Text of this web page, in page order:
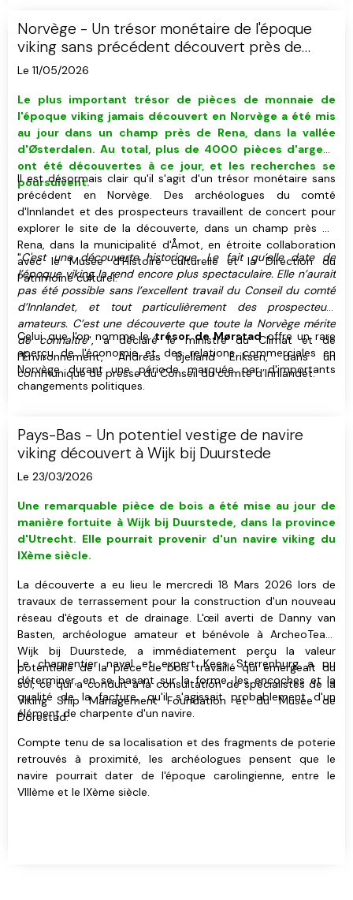
Norvège - Un trésor monétaire de l'époque
viking sans précédent découvert près de
Rena
Le 11/05/2026
Le plus important trésor de pièces de monnaie de
l'époque viking jamais découvert en Norvège a été mis
au jour dans un champ près de Rena, dans la vallée
d'Østerdalen. Au total, plus de 4000 pièces d'argent
ont été découvertes à ce jour, et les recherches se
poursuivent.
Il est désormais clair qu'il s'agit d'un trésor monétaire sans
précédent en Norvège. Des archéologues du comté
d'Innlandet et des prospecteurs travaillent de concert pour
explorer le site de la découverte, dans un champ près de
Rena, dans la municipalité d'Åmot, en étroite collaboration
avec le Musée d'Histoire culturelle et la Direction du
Patrimoine culturel.
"C'est une découverte historique. Le fait qu’elle date de
l’époque viking la rend encore plus spectaculaire. Elle n’aurait
pas été possible sans l’excellent travail du Conseil du comté
d’Innlandet, et tout particulièrement des prospecteurs
amateurs. C’est une découverte que toute la Norvège mérite
de connaître", a déclaré le ministre du Climat et de
l’Environnement, Andreas Bjelland Eriksen, dans un
communiqué de presse du Conseil du comté d’Innlandet.
Celui que l'on nomme letrésor de Mørstadoffre un rare
aperçu de l'économie et des relations commerciales en
Norvège durant une période marquée par d'importants
changements politiques.
Pays-Bas - Un potentiel vestige de navire
viking découvert à Wijk bij Duurstede
Le 23/03/2026
Une remarquable pièce de bois a été mise au jour de
manière fortuite à Wijk bij Duurstede, dans la province
d'Utrecht. Elle pourrait provenir d'un navire viking du
IXème siècle.
La découverte a eu lieu le mercredi 18 Mars 2026 lors de
travaux de terrassement pour la construction d'un nouveau
réseau d'égouts et de drainage. L'œil averti de Danny van
Basten, archéologue amateur et bénévole à ArcheoTeam
Wijk bij Duurstede, a immédiatement perçu la valeur
potentielle de la pièce de bois travaillé qui émergeait du
sol, ce qui a conduit à la consultation de spécialistes de la
Viking Ship Management Foundation et du Musée de
Dorestad.
Le charpentier naval et expert Kees Sterrenburg a pu
déterminer, en se basant sur la forme, les encoches et la
qualité de la facture, qu'il s'agissait probablement d'un
élément de charpente d'un navire.
Compte tenu de sa localisation et des fragments de poterie
retrouvés à proximité, les archéologues pensent que le
navire pourrait dater de l'époque carolingienne, entre le
VIIIème et le IXème siècle.